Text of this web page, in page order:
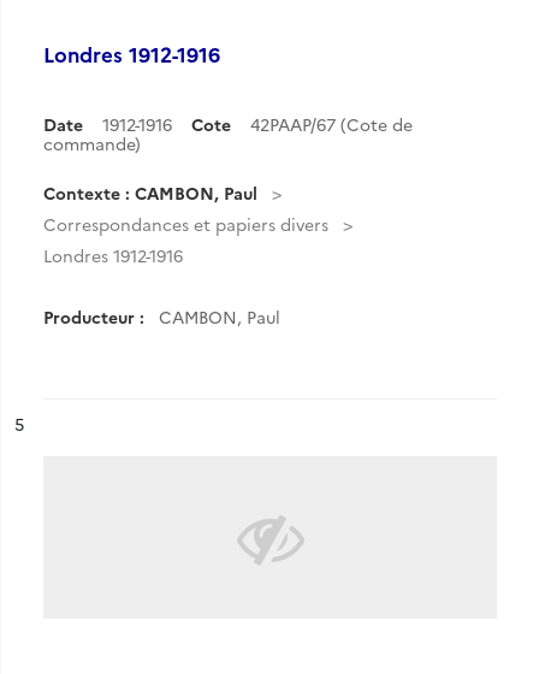
Londres 1912-1916
Date 1912-1916 Cote
42PAAP/67 (Cote de
commande)
Contexte : CAMBON, Paul
Correspondances et papiers divers
Londres 1912-1916
Producteur : CAMBON, Paul
n°
5